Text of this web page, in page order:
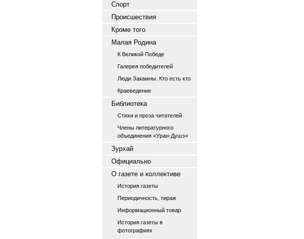
Спорт
Происшествия
Кроме того
Малая Родина
К Великой Победе
Галерея победителей
Люди Закамны. Кто есть кто
Краеведение
Библиотека
Стихи и проза читателей
Члены литературного
объединения «Уран-Душэ»
Зурхай
Официально
О газете и коллективе
История газеты
Периодичность, тираж
Информационный товар
История газеты в
фотографиях